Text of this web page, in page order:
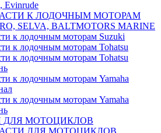
Evinrude
К ЛОДОЧНЫМ МОТОРАМ
SELVA, BALTMOTORS MARINE
к лодочным моторам Suzuki
к лодочным моторам Tohatsu
к лодочным моторам Tohatsu
к лодочным моторам Yamaha
к лодочным моторам Yamaha
ДЛЯ МОТОЦИКЛОВ
ДЛЯ МОТОЦИКЛОВ